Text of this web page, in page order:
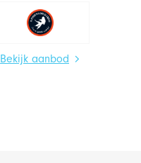
Bekijk aanbod